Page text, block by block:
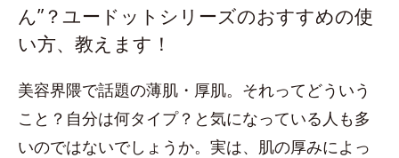
ん”？ユードットシリーズのおすすめの使
い方、教えます！
美容界隈で話題の薄肌・厚肌。それってどういう
こと？自分は何タイプ？と気になっている人も多
いのではないでしょうか。実は、肌の厚みによっ